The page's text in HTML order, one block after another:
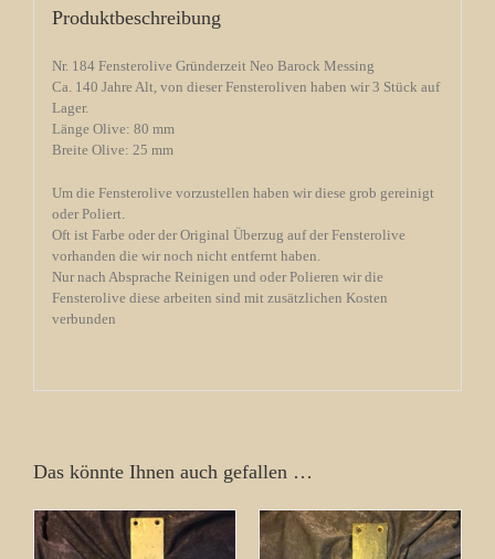
Produktbeschreibung
Nr. 184 Fensterolive Gründerzeit Neo Barock Messing
Ca. 140 Jahre Alt, von dieser Fensteroliven haben wir 3 Stück auf
Lager.
Länge Olive: 80 mm
Breite Olive: 25 mm
Um die Fensterolive vorzustellen haben wir diese grob gereinigt
oder Poliert.
Oft ist Farbe oder der Original Überzug auf der Fensterolive
vorhanden die wir noch nicht entfernt haben.
Nur nach Absprache Reinigen und oder Polieren wir die
Fensterolive diese arbeiten sind mit zusätzlichen Kosten
verbunden
Das könnte Ihnen auch gefallen …